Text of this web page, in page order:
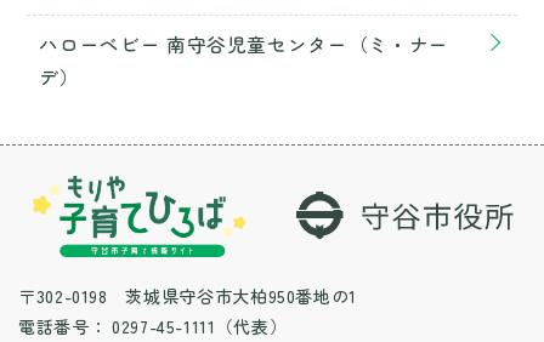
ハローベビー 南守谷児童センター（ミ・ナー
デ）
〒302-0198 茨城県守谷市大柏950番地の1
電話番号： 0297-45-1111（代表）